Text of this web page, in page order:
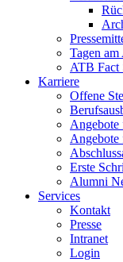
Tagen am
ATB Fact
Karriere
Offene
Angebote
Angebote
Erste
Alumni
Services
Kontakt
Presse
Intranet
Login